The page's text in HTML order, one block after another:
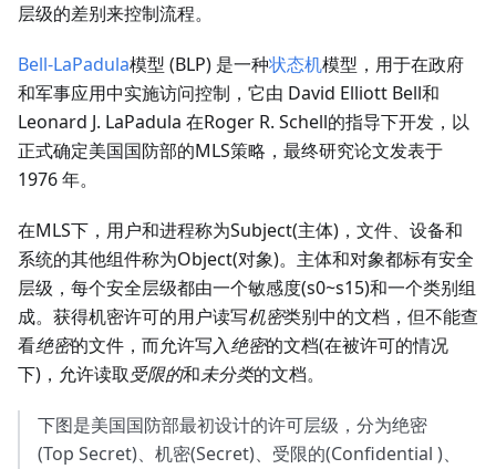
层级的差别来控制流程。
Bell-LaPadula模型 (BLP) 是一种状态机模型，用于在政府
和军事应用中实施访问控制，它由 David Elliott Bell和
Leonard J. LaPadula 在Roger R. Schell的指导下开发，以
正式确定美国国防部的MLS策略，最终研究论文发表于
1976 年。
在MLS下，用户和进程称为Subject(主体)，文件、设备和
系统的其他组件称为Object(对象)。主体和对象都标有安全
层级，每个安全层级都由一个敏感度(s0~s15)和一个类别组
成。获得机密许可的用户读写机密类别中的文档，但不能查
看绝密的文件，而允许写入绝密的文档(在被许可的情况
下)，允许读取受限的和未分类的文档。
下图是美国国防部最初设计的许可层级，分为绝密
(Top Secret)、机密(Secret)、受限的(Confidential )、